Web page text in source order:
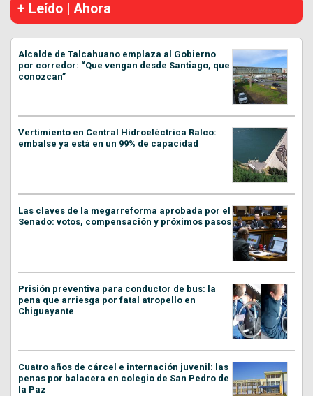
+ Leído | Ahora
Alcalde de Talcahuano emplaza al Gobierno
por corredor: “Que vengan desde Santiago, que
conozcan”
Vertimiento en Central Hidroeléctrica Ralco:
embalse ya está en un 99% de capacidad
Las claves de la megarreforma aprobada por el
Senado: votos, compensación y próximos pasos
Prisión preventiva para conductor de bus: la
pena que arriesga por fatal atropello en
Chiguayante
Cuatro años de cárcel e internación juvenil: las
penas por balacera en colegio de San Pedro de
la Paz